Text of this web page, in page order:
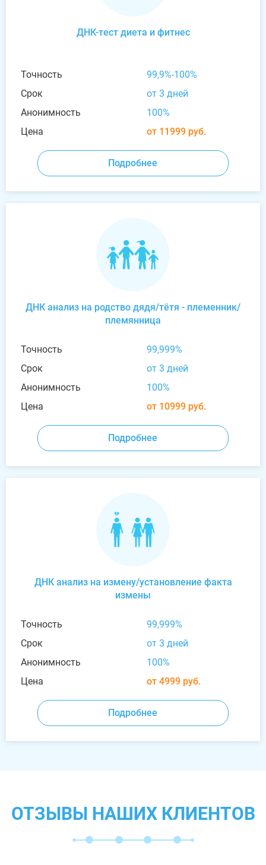
ДНК-тест диета и фитнес
Точность
99,9%-100%
Срок
от 3 дней
Анонимность
100%
Цена
от 11999 руб.
Подробнее
ДНК анализ на родство дядя/тётя - племенник/
племянница
Точность
99,999%
Срок
от 3 дней
Анонимность
100%
Цена
от 10999 руб.
Подробнее
ДНК анализ на измену/установление факта
измены
Точность
99,999%
Срок
от 3 дней
Анонимность
100%
Цена
от 4999 руб.
Подробнее
ОТЗЫВЫ НАШИХ КЛИЕНТОВ